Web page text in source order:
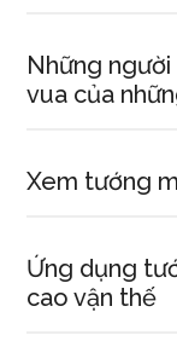
Những
vua của
Xem tướng
Ứng dụng
cao vận thế